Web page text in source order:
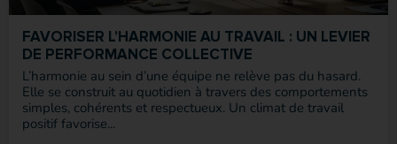
FAVORISER L’HARMONIE AU TRAVAIL : UN LEVIER
DE PERFORMANCE COLLECTIVE
L’harmonie au sein d’une équipe ne relève pas du hasard.
Elle se construit au quotidien à travers des comportements
simples, cohérents et respectueux. Un climat de travail
positif favorise...